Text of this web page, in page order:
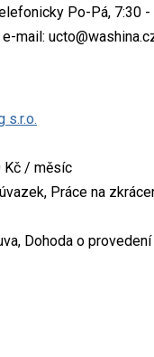
Po-Pá, 7:30
mail:
s.r.o.
Kč / měsíc
Práce na
Dohoda o